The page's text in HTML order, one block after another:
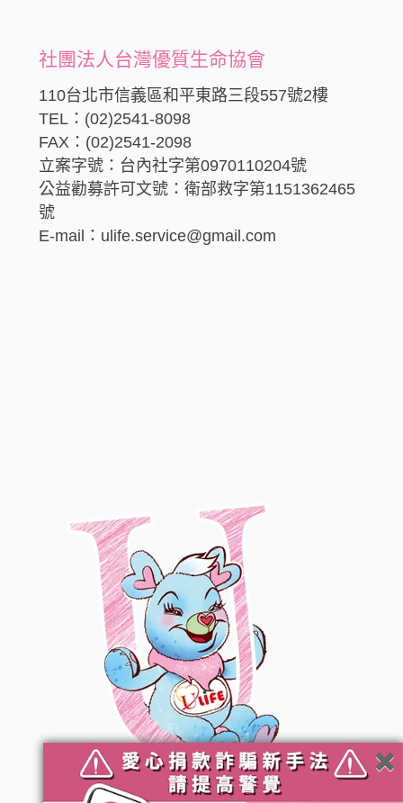
社團法人台灣優質生命協會
110台北市信義區和平東路三段557號2樓
TEL：(02)2541-8098
FAX：(02)2541-2098
立案字號：台內社字第0970110204號
公益勸募許可文號：衛部救字第1151362465
號
E-mail：ulife.service@gmail.com